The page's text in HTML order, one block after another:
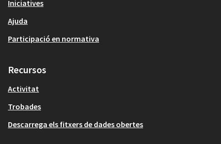
Iniciatives
Ajuda
Participació en normativa
Recursos
Activitat
Trobades
Descarrega els fitxers de dades obertes